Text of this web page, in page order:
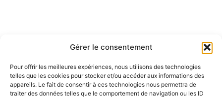
Gérer le consentement
Pour offrir les meilleures expériences, nous utilisons des technologies
telles que les cookies pour stocker et/ou accéder aux informations des
appareils. Le fait de consentir à ces technologies nous permettra de
traiter des données telles que le comportement de navigation ou les ID